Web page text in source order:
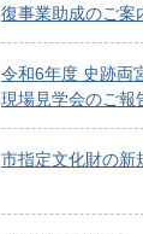
復事業助成のご案
令和6年度 史跡両
現場見学会のご報
市指定文化財の新